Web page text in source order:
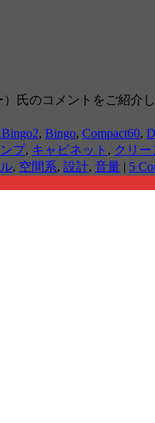
氏のコメントをご紹介
, Bingo, Compact60,
プ, キャビネット , クリー
, 空間系, 設計, 音量 | 5